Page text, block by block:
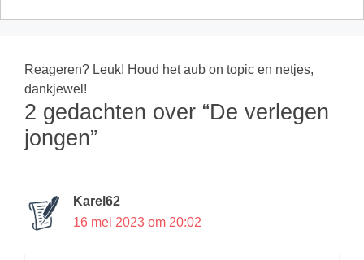
Reageren? Leuk! Houd het aub on topic en netjes,
dankjewel!
2 gedachten over “De verlegen
jongen”
Karel62
16 mei 2023 om 20:02